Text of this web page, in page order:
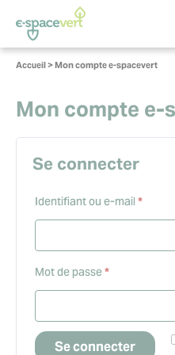
Panneau de gestion des cookies
Vous
Accueil>Mon compte e-spacevert
Mon compte e-
Se connecter
Identifiant ou e-mail *
Mot de passe*Obligatoire
Se connecter